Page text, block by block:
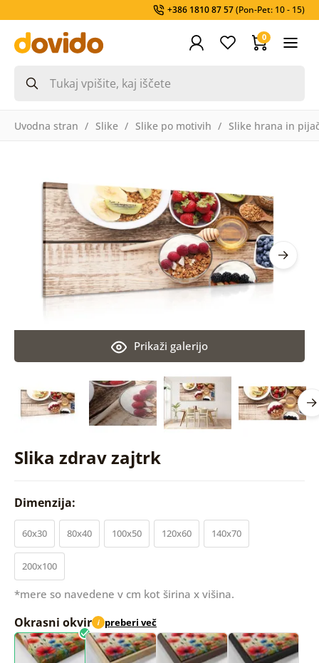
+386 1810 87 57(Pon-Pet: 10 - 15)
0
Uvodna stran Slike Slike po motivih Slike hrana in
Slika zdrav zajtrk
Prikaži galerijo
Dimenzija:
60x30 80x40 100x50 120x60 140x70
200x100
*mere so navedene v cm kot širina x višina.
Okrasni okvir i preberi več